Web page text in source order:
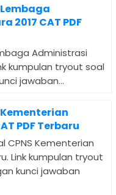
2017 CAT PDF
Administrasi
kumpulan tryout soal
jawaban...
Kementerian
PDF Terbaru
CPNS Kementerian
Link kumpulan tryout
kunci jawaban